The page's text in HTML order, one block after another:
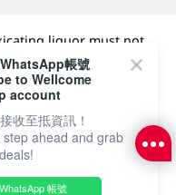
liquor must not
18) in the course of
成年人 (18 歲以下人士)
Dairy Farm Company
帳號
to Wellcome
account
收至抵資訊！
step ahead and grab
帳號